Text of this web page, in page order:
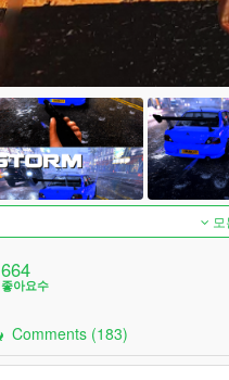
664
좋아요수
Comments (183)